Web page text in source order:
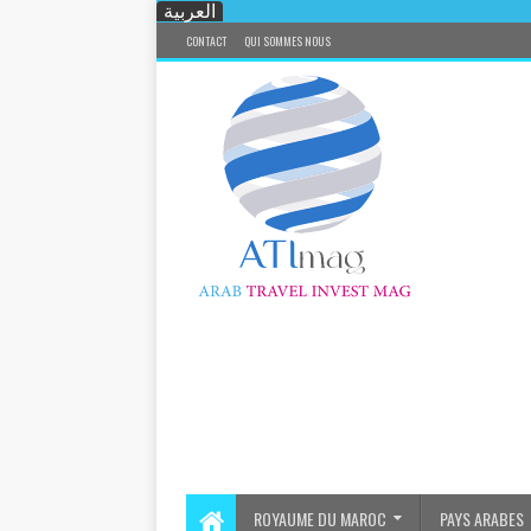
العربية
CONTACT QUI SOMMES NOUS
ROYAUME DU MAROC PAYS ARABES